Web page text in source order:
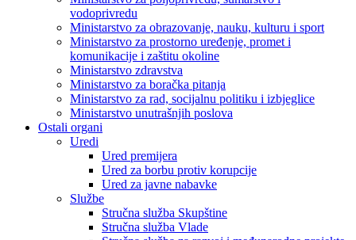
vodoprivredu
Ministarstvo za obrazovanje, nauku, kulturu i sport
Ministarstvo za prostorno uređenje, promet i
komunikacije i zaštitu okoline
Ministarstvo zdravstva
Ministarstvo za boračka pitanja
Ministarstvo za rad, socijalnu politiku i izbjeglice
Ministarstvo unutrašnjih poslova
Ostali organi
Uredi
Ured premijera
Ured za borbu protiv korupcije
Ured za javne nabavke
Službe
Stručna služba Skupštine
Stručna služba Vlade